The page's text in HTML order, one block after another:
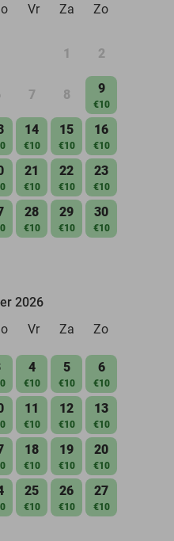
Vr Za Zo
1 2
7 8 9
€10
14
€10
15
€10
16
€10
21
€10
22
€10
23
€10
28
€10
29
€10
30
€10
2026
Vr Za Zo
4
€10
5
€10
6
€10
11
€10
12
€10
13
€10
18
€10
19
€10
20
€10
25
€10
26
€10
27
€10